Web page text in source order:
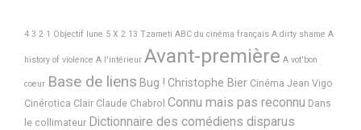
4 3 2 1 Objectif lune 5 X 2 13 Tzameti ABC du cinéma français A dirty shame A
history of violence A l'intérieur Avant-première A vot'bon
coeur Base de liens Bug ! Christophe Bier Cinéma Jean Vigo
Cinérotica Clair Claude Chabrol Connu mais pas reconnu Dans
le collimateur Dictionnaire des comédiens disparus